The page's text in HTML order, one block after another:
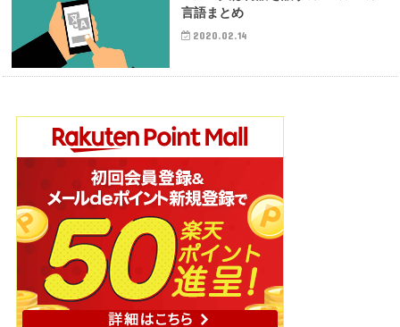
言語まとめ
2020.02.14